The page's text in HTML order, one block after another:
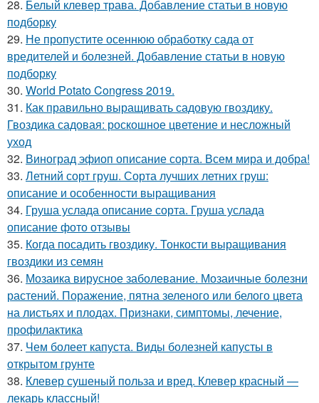
28. Белый клевер трава. Добавление статьи в новую
подборку
29. Не пропустите осеннюю обработку сада от
вредителей и болезней. Добавление статьи в новую
подборку
30. World Potato Congress 2019.
31. Как правильно выращивать садовую гвоздику.
Гвоздика садовая: роскошное цветение и несложный
уход
32. Виноград эфиоп описание сорта. Всем мира и добра!
33. Летний сорт груш. Сорта лучших летних груш:
описание и особенности выращивания
34. Груша услада описание сорта. Груша услада
описание фото отзывы
35. Когда посадить гвоздику. Тонкости выращивания
гвоздики из семян
36. Мозаика вирусное заболевание. Мозаичные болезни
растений. Поражение, пятна зеленого или белого цвета
на листьях и плодах. Признаки, симптомы, лечение,
профилактика
37. Чем болеет капуста. Виды болезней капусты в
открытом грунте
38. Клевер сушеный польза и вред. Клевер красный —
лекарь классный!